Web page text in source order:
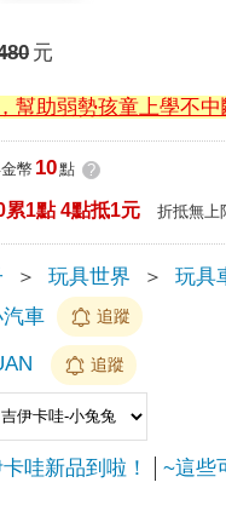
元
幫助弱勢孩童上學不中
幣 10點 ?
累1點 4點抵1元 折抵無上
＞ 玩具世界 ＞
玩具
車 追蹤
追蹤
哇新品到啦！ ~這些